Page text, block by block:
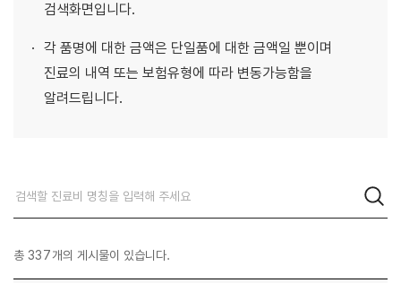
의료진 소개
검색화면입니다.
각 품명에 대한 금액은 단일품에 대한 금액일 뿐이며
진료의 내역 또는 보험유형에 따라 변동가능함을
알려드립니다.
총 337개의 게시물이 있습니다.